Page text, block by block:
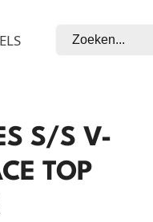
S/S V-
TOP